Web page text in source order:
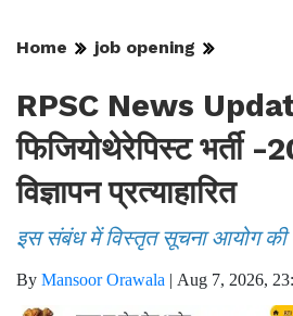
Home job opening
RPSC News
फिजियोथेरेपिस्ट भर्ती -
विज्ञापन प्रत्याहारित
इस संबंध में विस्तृत सूचना आयोग की
By Mansoor Orawala | Aug 7, 2026,